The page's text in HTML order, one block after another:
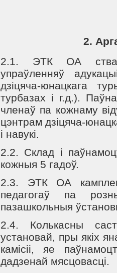
2.
2.1. ЭТК ОА
упраўленняў
дзiцяча-юнацкага
турбазах i г.д.).
членаў па кожнаму
цэнтрам дзiцяча-
i навукi.
2.2. Склад i
кожныя 5 гадоў.
2.3. ЭТК ОА
педагогаў па
пазашкольныя
2.4. Колькасны
установай, пры якiх
камiсii, яе
дадзенай мясцовасцi.